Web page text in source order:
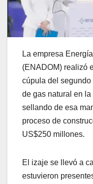
La empresa
(ENADOM) realizó
cúpula del
de gas natural en
sellando de esa
proceso de
US$250 millones.
El izaje se llevó a
estuvieron